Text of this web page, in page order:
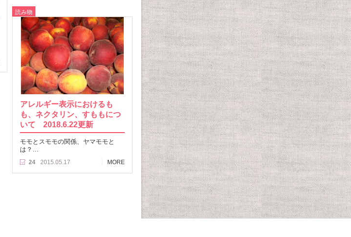
読み物
アレルギー表示におけるも
も、ネクタリン、すももにつ
いて 2018.6.22更新
モモとスモモの関係、ヤマモモと
は？…
24 2015.05.17 MORE